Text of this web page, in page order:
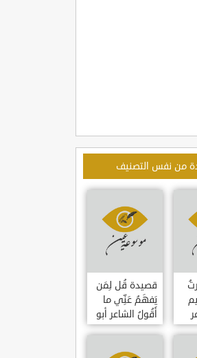
من نفس التصنيف
قصيدة قُل لِمَن
يَفهَمُ عَنِّي ما
أَقُولُ الشاعر أبو
حامد الغزالي